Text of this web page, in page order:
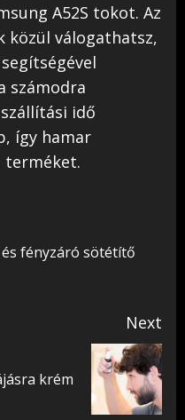
A52S tokot. Az
közül válogathatsz,
számodra
idő
így hamar
terméket.
fényzáró sötétítő
Next
krém